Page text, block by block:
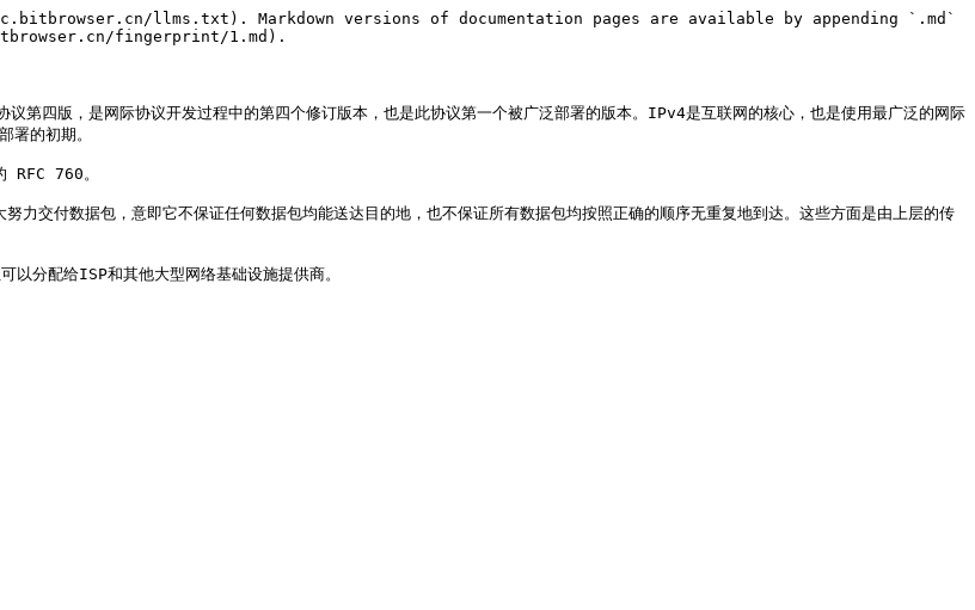
llms.txt). Markdown versions of documentation pages are available by appending `.md`
fingerprint/1.md).
，是网际协议开发过程中的第四个修订版本，也是此协议第一个被广泛部署的版本。IPv4是互联网的核心，也是使用最广泛的网际
的初期。
RFC 760。
力交付数据包，意即它不保证任何数据包均能送达目的地，也不保证所有数据包均按照正确的顺序无重复地到达。这些方面是由上层的传
分配给ISP和其他大型网络基础设施提供商。